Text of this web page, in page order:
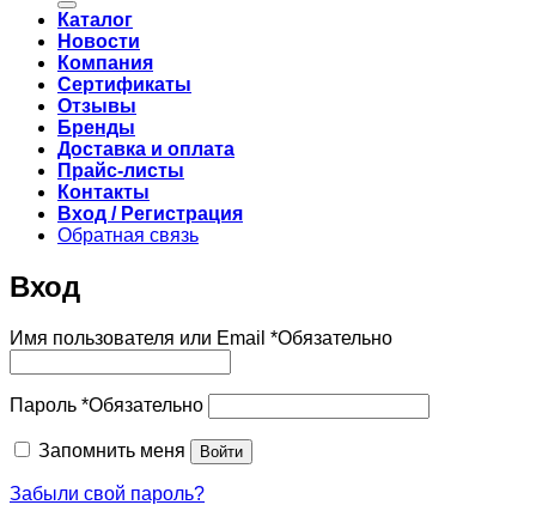
Каталог
Новости
Компания
Сертификаты
Отзывы
Бренды
Доставка и оплата
Прайс-листы
Контакты
Вход / Регистрация
Обратная связь
Вход
Имя пользователя или Email *Обязательно
Пароль *Обязательно
Запомнить меня Войти
Забыли свой пароль?